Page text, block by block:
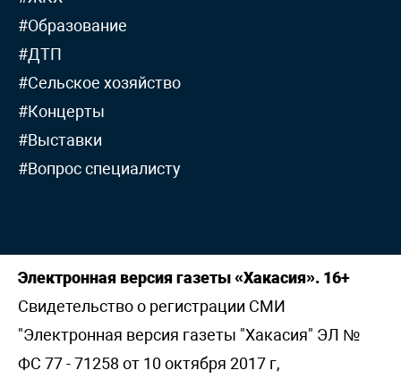
#Образование
#ДТП
#Сельское хозяйство
#Концерты
#Выставки
#Вопрос специалисту
Электронная версия газеты «Хакасия». 16+
Свидетельство о регистрации СМИ
"Электронная версия газеты "Хакасия" ЭЛ №
ФС 77 - 71258 от 10 октября 2017 г,